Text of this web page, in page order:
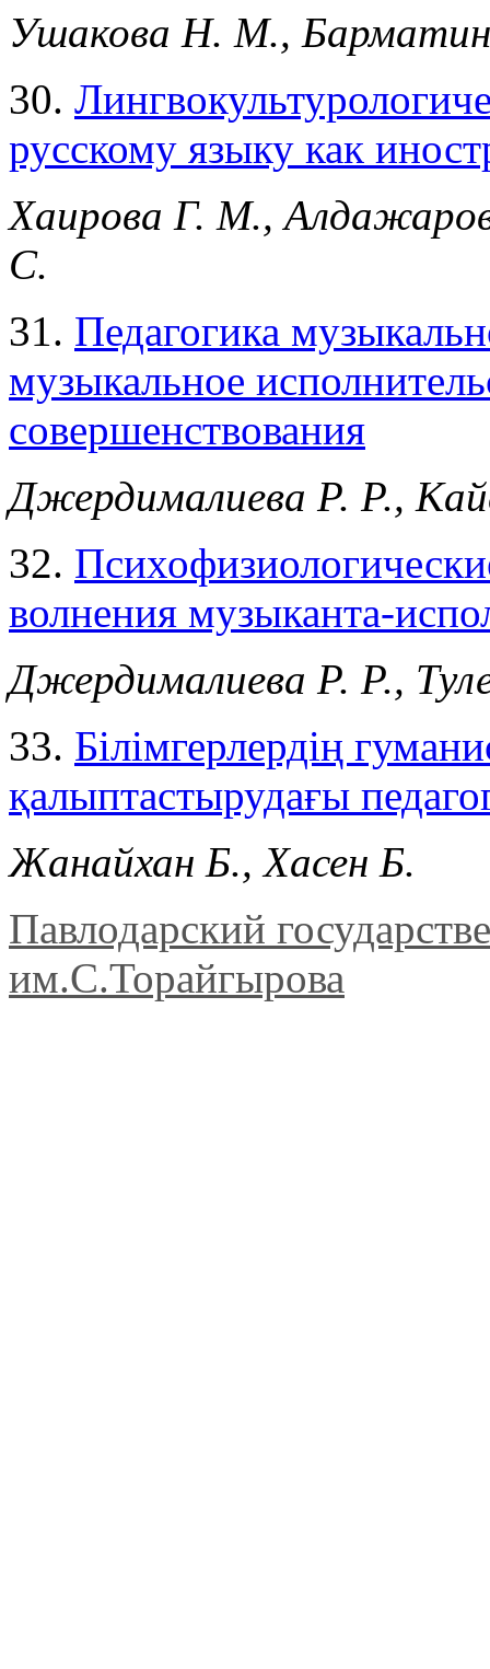
Ушакова Н. М.,
30.
русскому языку как
Хаирова Г. М.,
С.
31. Педагогика
музыкальное
совершенствования
Джердималиева Р. Р.,
32.
волнения музыканта-
Джердималиева Р. Р.,
33. Білімгерлердің
қалыптастырудағы
Жанайхан Б., Хасен Б.
Павлодарский
им.С.Торайгырова